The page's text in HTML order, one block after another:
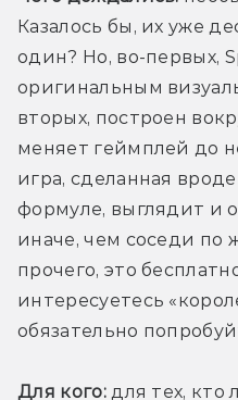
Казалось бы, их уже
один? Но, во-первых,
оригинальным
вторых, построен
меняет геймплей до
игра, сделанная
формуле, выглядит и
иначе, чем соседи по
прочего, это
интересуетесь
обязательно
Для кого: для тех, кто